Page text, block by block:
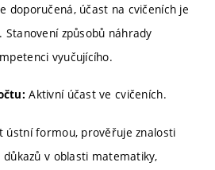
doporučená, účast na cvičeních je
způsobů náhrady
vyučujícího.
Aktivní účast ve cvičeních.
ústní formou, prověřuje znalosti
v oblasti matematiky,